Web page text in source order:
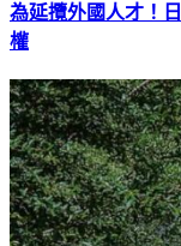
為延攬外國人才！
權